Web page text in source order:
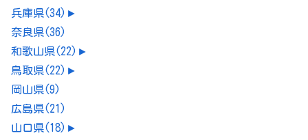
兵庫県(34) ►
奈良県(36)
和歌山県(22) ►
鳥取県(22) ►
岡山県(9)
広島県(21)
山口県(18) ►